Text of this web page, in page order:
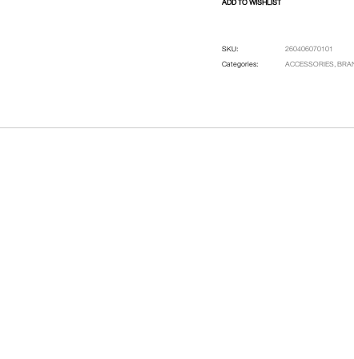
SKU:
260406070101
Categories:
ACCESSORIES,